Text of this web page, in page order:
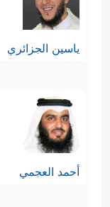
ياسين الجزائري
أحمد العجمي